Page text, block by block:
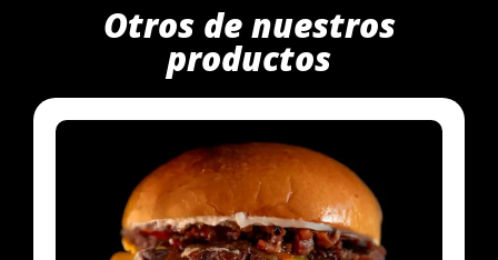
Otros de nuestros
productos